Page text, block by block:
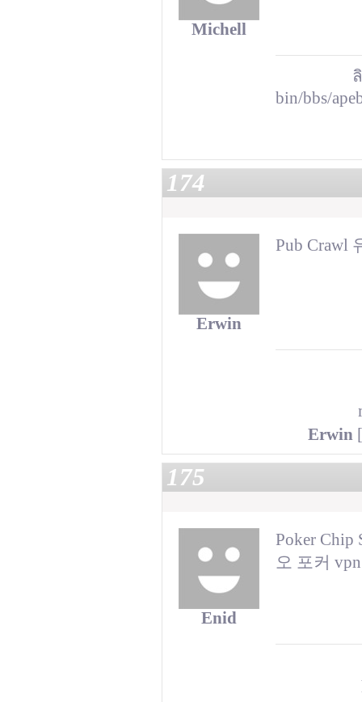
Michell
bin/bbs/
174
Erwin
Pub Crawl
Erwin
175
Enid
Poker Chip
오 포커 vpn